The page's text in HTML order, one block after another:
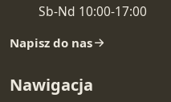
Sb-Nd 10:00-17:00
Napisz do nas
Nawigacja